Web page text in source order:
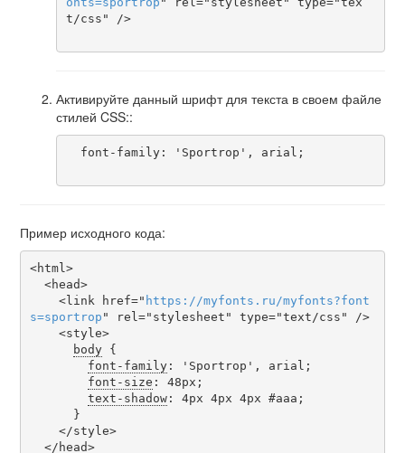
t/css" />
Активируйте данный шрифт для текста в своем файле
стилей CSS::
Пример исходного кода:
<html>
    <link href="
https ://myfonts . ru /myfonts?font
s=sportrop " rel="stylesheet" type="text/css" />
body {
font-family: 'Sportrop', arial;
font-size : 48px;
text-shadow: 4px 4px 4px #aaa;